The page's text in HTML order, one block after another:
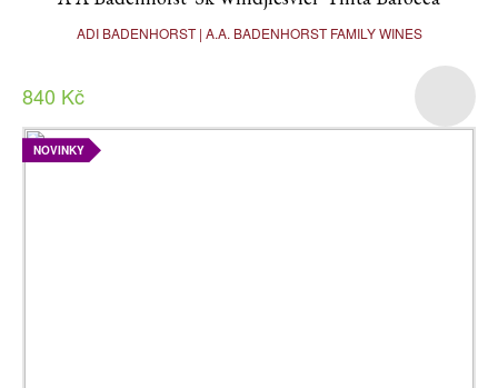
ADI BADENHORST | A.A. BADENHORST FAMILY WINES
840 Kč
NOVINKY